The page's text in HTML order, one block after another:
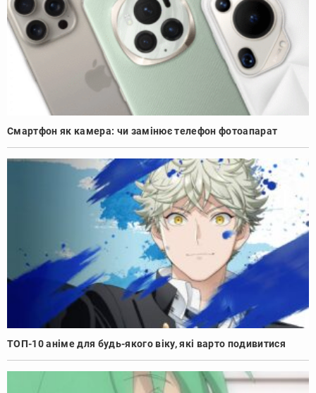
Смартфон як камера: чи замінює телефон фотоапарат
ТОП-10 аніме для будь-якого віку, які варто подивитися